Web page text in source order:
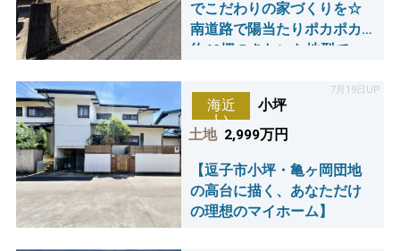
でこだわりの家づくりを☆
南道路で陽当たりポカポカ♪
約49坪のきれいな地型で
7月19日UP
海近
い
小坪
土地 2,999万円
【逗子市小坪・亀ヶ岡団地
の高台に描く、あなただけ
の理想のマイホーム】